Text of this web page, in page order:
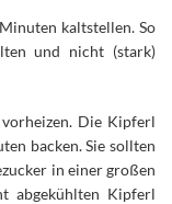
kaltstellen. So
und nicht (stark)
Die Kipferl
backen. Sie sollten
in einer großen
abgekühlten Kipferl